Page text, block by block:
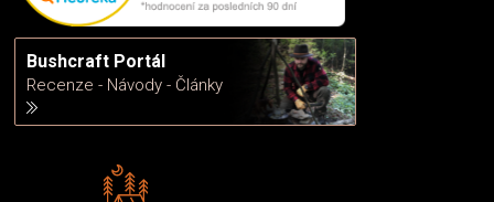
Bushcraft Portál
Recenze - Návody - Články